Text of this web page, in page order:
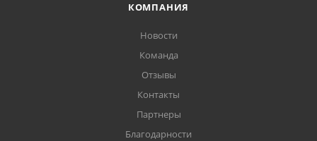
КОМПАНИЯ
Новости
Команда
Отзывы
Контакты
Партнеры
Благодарности